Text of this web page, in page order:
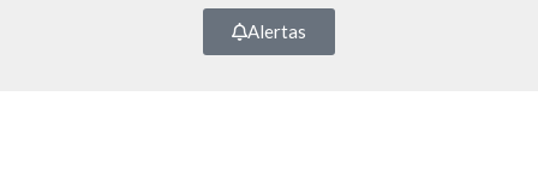
Alertas